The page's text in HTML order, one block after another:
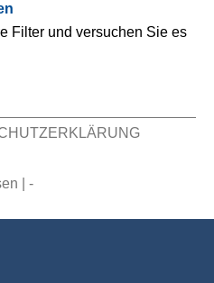
Filter und versuchen Sie es
| -